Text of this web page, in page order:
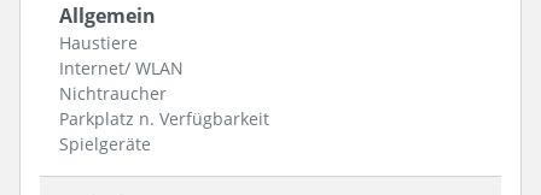
Allgemein
Haustiere
Internet/ WLAN
Nichtraucher
Parkplatz n. Verfügbarkeit
Spielgeräte